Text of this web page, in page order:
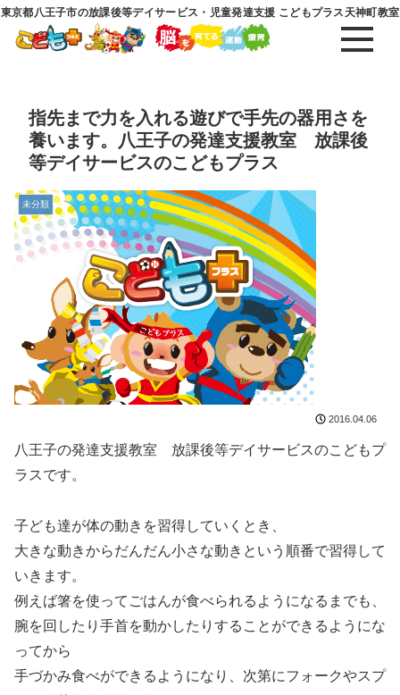
東京都八王子市の放課後等デイサービス・児童発達支援 こどもプラス天神町教室
指先まで力を入れる遊びで手先の器用さを
養います。八王子の発達支援教室 放課後
等デイサービスのこどもプラス
未分類
2016.04.06
八王子の発達支援教室 放課後等デイサービスのこどもプ
ラスです。
子ども達が体の動きを習得していくとき、
大きな動きからだんだん小さな動きという順番で習得して
いきます。
例えば箸を使ってごはんが食べられるようになるまでも、
腕を回したり手首を動かしたりすることができるようにな
ってから
手づかみ食べができるようになり、次第にフォークやスプ